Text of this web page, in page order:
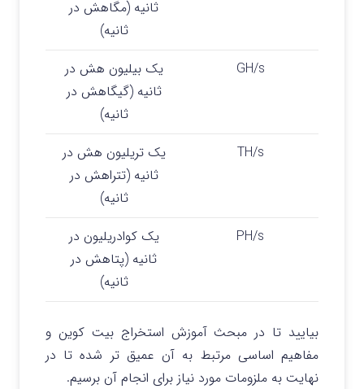
ثانیه (مگاهش در
ثانیه)
GH/s
یک بیلیون هش در
ثانیه (گیگاهش در
ثانیه)
TH/s
یک تریلیون هش در
ثانیه (تتراهش در
ثانیه)
PH/s
یک کوادریلیون در
ثانیه (پتاهش در
ثانیه)
بیایید تا در مبحث آموزش استخراج بیت کوین و
مفاهیم اساسی مرتبط به آن عمیق تر شده تا در
نهایت به ملزومات مورد نیاز برای انجام آن برسیم.